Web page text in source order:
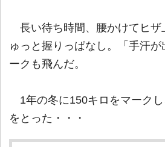
長い待ち時間、腰かけてヒザ
ゅっと握りっぱなし。「手汗が
ークも飛んだ。
1年の冬に150キロをマークし
をとった・・・